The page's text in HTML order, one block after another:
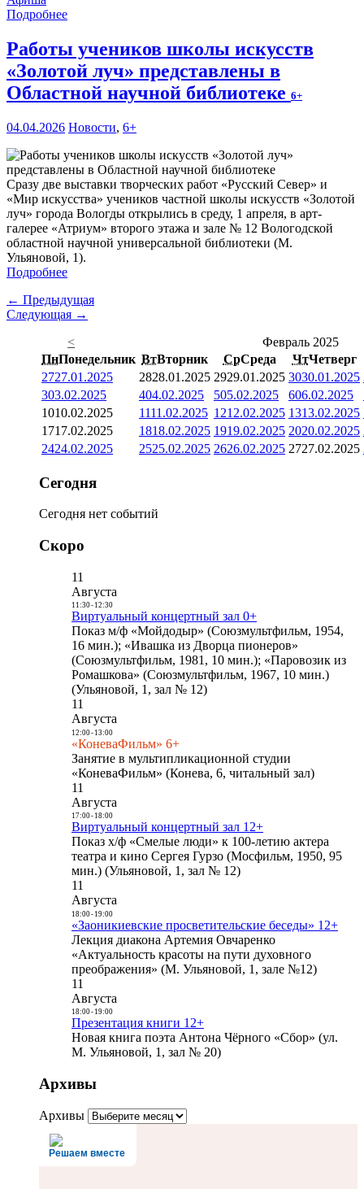
Подробнее
Работы учеников школы искусств
«Золотой луч» представлены в
Областной научной библиотеке 6+
04.04.2026 Новости, 6+
Сразу две выставки творческих работ «Русский Север» и
«Мир искусства» учеников частной школы искусств «Золотой
луч» города Вологды открылись в среду, 1 апреля, в арт-
галерее «Атриум» второго этажа и зале № 12 Вологодской
областной научной универсальной библиотеки (М.
Ульяновой, 1).
Подробнее
← Предыдущая
Следующая →
<
Февраль 2025
ПнПонедельник ВтВторник СрСреда ЧтЧетверг
2727.01.2025 2828.01.2025 2929.01.2025 3030.01.2025
303.02.2025 404.02.2025 505.02.2025 606.02.2025
1010.02.2025 1111.02.2025 1212.02.2025 1313.02.2025
1717.02.2025 1818.02.2025 1919.02.2025 2020.02.2025
2424.02.2025 2525.02.2025 2626.02.2025 2727.02.2025
Сегодня
Сегодня нет событий
Скоро
11
Августа
11:30- 12:30
Виртуальный концертный зал 0+
Показ м/ф «Мойдодыр» (Союзмультфильм, 1954,
16 мин.); «Ивашка из Дворца пионеров»
(Союзмультфильм, 1981, 10 мин.); «Паровозик из
Ромашкова» (Союзмультфильм, 1967, 10 мин.)
(Ульяновой, 1, зал № 12)
11
Августа
12:00- 13:00
«КоневаФильм» 6+
Занятие в мультипликационной студии
«КоневаФильм» (Конева, 6, читальный зал)
11
Августа
17:00- 18:00
Виртуальный концертный зал 12+
Показ х/ф «Смелые люди» к 100-летию актера
театра и кино Сергея Гурзо (Мосфильм, 1950, 95
мин.) (Ульяновой, 1, зал № 12)
11
Августа
18:00- 19:00
«Заоникиевские просветительские беседы» 12+
Лекция диакона Артемия Овчаренко
«Актуальность красоты на пути духовного
преображения» (М. Ульяновой, 1, зале №12)
11
Августа
18:00- 19:00
Презентация книги 12+
Новая книга поэта Антона Чёрного «Сбор» (ул.
М. Ульяновой, 1, зал № 20)
Архивы
Архивы
Решаем вместе